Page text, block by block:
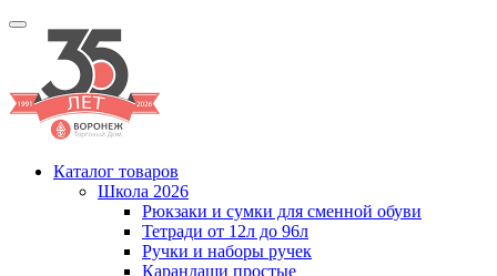
Каталог товаров
Школа 2026
Рюкзаки и сумки для сменной обуви
Тетради от 12л до 96л
Ручки и наборы ручек
Карандаши простые